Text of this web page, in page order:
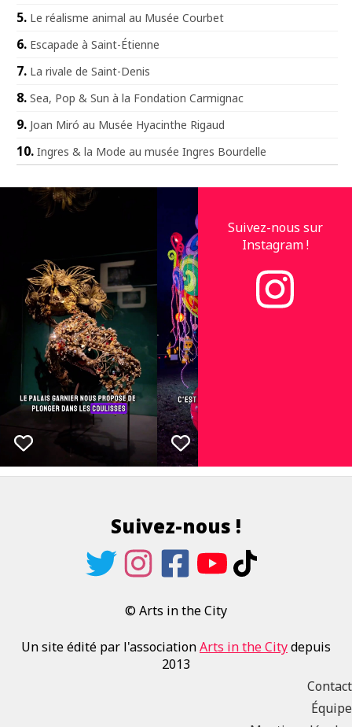
Le réalisme animal au Musée Courbet
Escapade à Saint-Étienne
La rivale de Saint-Denis
Sea, Pop & Sun à la Fondation Carmignac
Joan Miró au Musée Hyacinthe Rigaud
Ingres & la Mode au musée Ingres Bourdelle
Suivez-nous sur
Instagram !
Suivez-nous !
© Arts in the City
Un site édité par l'associationArts in the Citydepuis
2013
Contact
Équipe